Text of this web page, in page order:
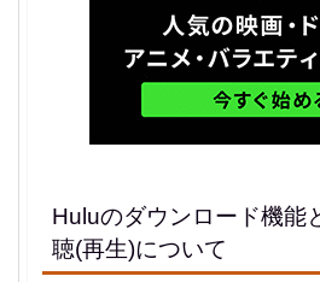
Huluのダウンロード機能
聴(再生)について